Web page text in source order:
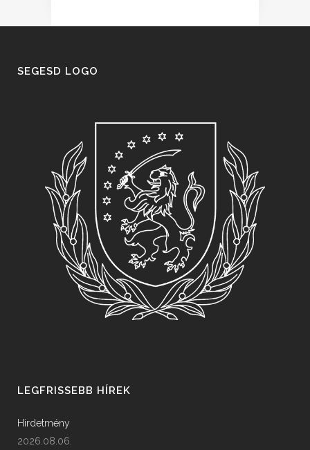
SEGESD LOGO
LEGFRISSEBB HÍREK
Hirdetmény
2026.08.06.